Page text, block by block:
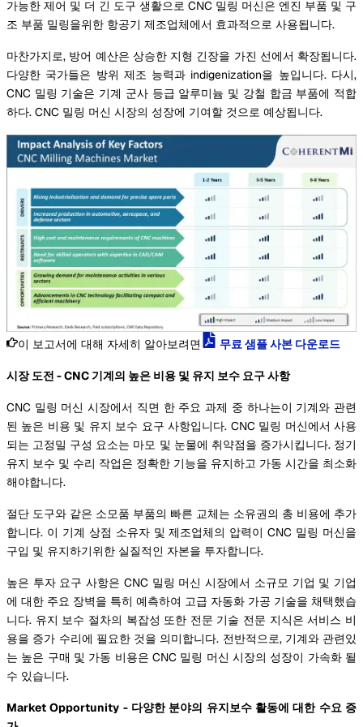
가능한 제어 및 더 긴 도구 생활으로 CNC 밀링 머신은 엔진 부품 및 구
조 부품 밀링을위한 항공기 제조업체에서 효과적으로 사용됩니다.
마찬가지로, 방어 예산은 상승한 지형 긴장을 가진 선에서 확장됩니다.
다양한 국가들은 방위 제조 능력과 indigenization을 높입니다. 다시,
CNC 밀링 기술은 기계 군사 등급 알루미늄 및 강철 합금 부품에 적합
하다. CNC 밀링 머신 시장의 성장에 기여할 것으로 예상됩니다.
이 보고서에 대해 자세히 알아보려면 무료 샘플 사본 다운로드
시장 도전 - CNC 기계의 높은 비용 및 유지 보수 요구 사항
CNC 밀링 머신 시장에서 직면 한 주요 과제 중 하나는이 기계와 관련
된 높은 비용 및 유지 보수 요구 사항입니다. CNC 밀링 머신에서 사용
되는 고정밀 구성 요소는 마모 및 눈물에 취약점을 증가시킵니다. 정기
유지 보수 및 수리 작업은 정확한 기능을 유지하고 가동 시간을 최소화
해야합니다.
절단 도구와 같은 소모품 부품의 빠른 교체는 소유권의 총 비용에 추가
합니다. 이 기계 상점 소유자 및 제조업체의 압력이 CNC 밀링 머신을
구입 및 유지하기위한 실질적인 자본을 투자합니다.
높은 투자 요구 사항은 CNC 밀링 머신 시장에서 소규모 기업 및 기업
에 대한 주요 장벽을 특히 예측하여 고급 자동화 가공 기술을 채택했습
니다. 유지 보수 절차의 복잡성 또한 전문 기술 전문 지식은 서비스 비
용을 증가 수리에 필요한 것을 의미합니다. 전반적으로, 기계와 관련있
는 높은 구매 및 가동 비용은 CNC 밀링 머신 시장의 성장이 가속화 될
수 있습니다.
Market Opportunity - 다양한 분야의 유지보수 활동에 대한 수요 증